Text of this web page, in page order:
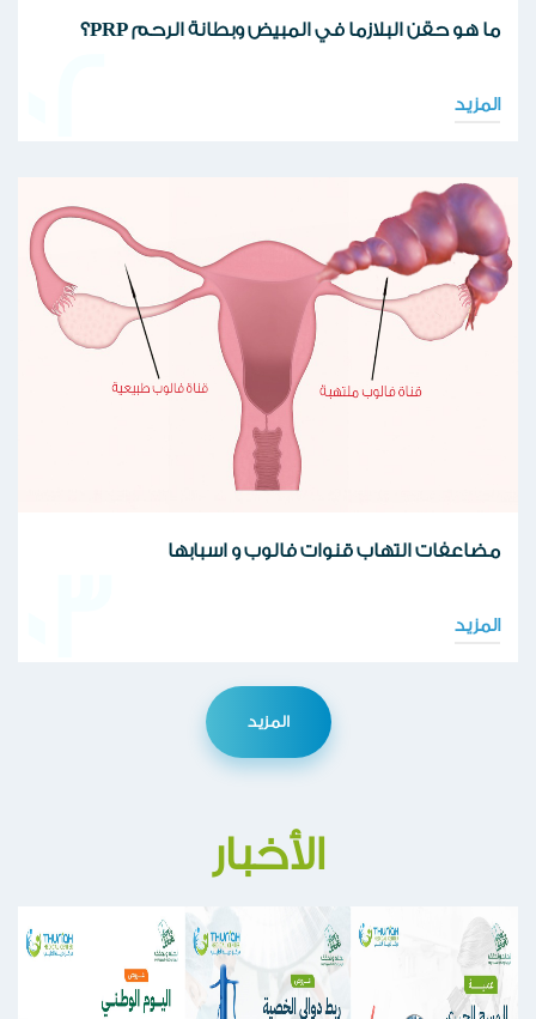
ما هو حقن البلازما في المبيض وبطانة الرحم PRP؟
المزيد
مضاعفات التهاب قنوات فالوب و اسبابها
المزيد
المزيد
الأخبار